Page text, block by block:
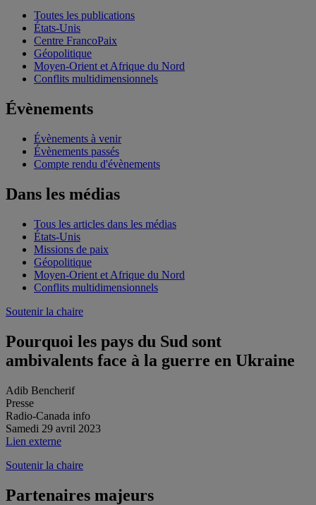
Toutes les publications
États-Unis
Centre FrancoPaix
Géopolitique
Moyen-Orient et Afrique du Nord
Conflits multidimensionnels
Évènements
Évènements à venir
Évènements passés
Compte rendu d'évènements
Dans les médias
Tous les articles dans les médias
États-Unis
Missions de paix
Géopolitique
Moyen-Orient et Afrique du Nord
Conflits multidimensionnels
Soutenir la chaire
Pourquoi les pays du Sud sont
ambivalents face à la guerre en Ukraine
Adib Bencherif
Presse
Radio-Canada info
Samedi 29 avril 2023
Lien externe
Soutenir la chaire
Partenaires majeurs